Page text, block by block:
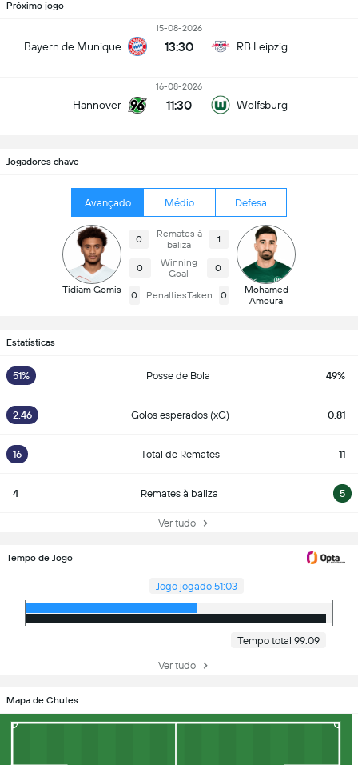
Próximo jogo
Bayern de Munique
15-08-2026
13:30 RB Leipzig
Hannover
16-08-2026
11:30 Wolfsburg
Jogadores chave
Avançado Médio Defesa
Tidiam Gomis
0
Remates à
baliza
1
0
Winning
Goal
0
0 PenaltiesTaken 0
Mohamed
Amoura
Estatísticas
51% Posse de Bola 49%
2.46 Golos esperados (xG) 0.81
16 Total de Remates 11
4 Remates à baliza 5
Ver tudo
Tempo de Jogo
Jogo jogado 51:03
Tempo total 99:09
Ver tudo
Mapa de Chutes